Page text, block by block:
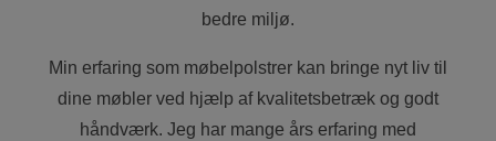
bedre miljø.
Min erfaring som møbelpolstrer kan bringe nyt liv til
dine møbler ved hjælp af kvalitetsbetræk og godt
håndværk. Jeg har mange års erfaring med